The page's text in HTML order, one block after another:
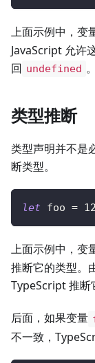
上面示例中，变
JavaScript 允许
回 undefined 。
类型推断
类型声明并不是
断类型。
let foo =
上面示例中，变
推断它的类型。
TypeScript 推断
后面，如果变量
不一致，